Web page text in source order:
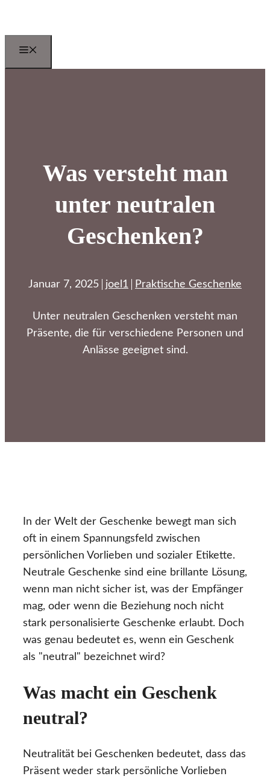
springen
Was versteht man
unter neutralen
Geschenken?
Januar 7, 2025 joel1 Praktische Geschenke
Unter neutralen Geschenken versteht man
Präsente, die für verschiedene Personen und
Anlässe geeignet sind.
In der Welt der Geschenke bewegt man sich
oft in einem Spannungsfeld zwischen
persönlichen Vorlieben und sozialer Etikette.
Neutrale Geschenke sind eine brillante Lösung,
wenn man nicht sicher ist, was der Empfänger
mag, oder wenn die Beziehung noch nicht
stark personalisierte Geschenke erlaubt. Doch
was genau bedeutet es, wenn ein Geschenk
als "neutral" bezeichnet wird?
Was macht ein Geschenk
neutral?
Neutralität bei Geschenken bedeutet, dass das
Präsent weder stark persönliche Vorlieben